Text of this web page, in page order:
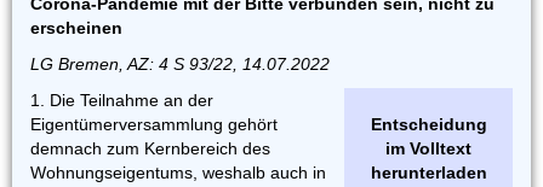
erscheinen
LG Bremen, AZ: 4 S 93/22, 14.07.2022
Entscheidung
im Volltext
herunterladen
1. Die Teilnahme an der
Eigentümerversammlung gehört
demnach zum Kernbereich des
Wohnungseigentums, weshalb auch in